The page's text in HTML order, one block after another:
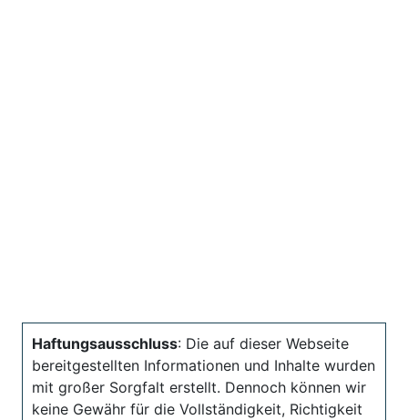
Haftungsausschluss: Die auf dieser Webseite
bereitgestellten Informationen und Inhalte wurden
mit großer Sorgfalt erstellt. Dennoch können wir
keine Gewähr für die Vollständigkeit, Richtigkeit